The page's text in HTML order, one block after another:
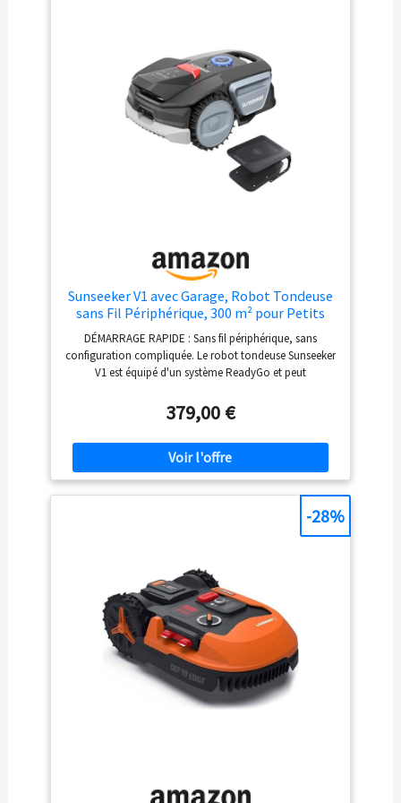
traces Silencieux et
écologique :
fonctionnement silencieux,
pour vous et pour vos
voisins. Avec technologie
de batterie lithium-ions
pour une longue durée de
vie La livraison comprend :
m, 300 cavaliers, 4
connecteurs, 5 raccords
de câble
Sunseeker V1 avec Garage, Robot Tondeuse
sans Fil Périphérique, 300 m² pour Petits
Jardins, Vision AI, Évitement Intelligent
des Obstacles, Pentes 27%, Tonte en Un
Clic, Contrôle Via Application
DÉMARRAGE RAPIDE : Sans fil périphérique, sans
configuration compliquée. Le robot tondeuse Sunseeker
V1 est équipé d'un système ReadyGo et peut
simple et abordable pour les petits jardins de 300 m²,
vous offrant une expérience de tonte efficace et sans
efforts. ÉVITEMENT DES OBSTACLES PAR VISION AI :
Équipé de la technologie avancée Vision AI, ce robot
tondeuse sans fil détecte et évite automatiquement plus
de 360 obstacles. Des parterres de fleurs aux pierres, le
Sunseeker V1 navigue avec précision pour protéger
votre pelouse et vous garantir un entretien sans souci.
d’une capacité de montée de 27 %, le robot tondeuse
V1 est idéal pour les jardins simples et clos avec des
pentes douces. Il navigue facilement dans tout le jardin,
offrant une tonte uniforme et de qualité professionnelle.
FONCTIONNEMENT ULTRA-SILENCIEUX DE 55 DB :
Fonctionnant à seulement 55 dB, le robot tondeuse
Sunseeker V1 travaille silencieusement en arrière-plan. Le
V1 ne perturbera pas votre vie familiale ou vos
moments de détente, et il est adapté aux animaux de
extérieures telles que le soleil et la pluie.
379,00 €
-28%